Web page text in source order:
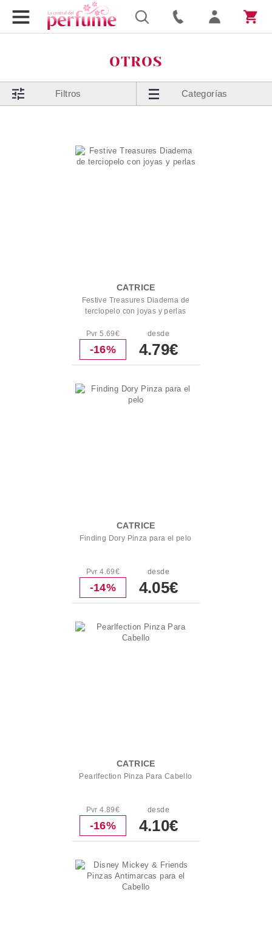
OTROS
Filtros Categorías
CATRICE
Festive Treasures Diadema de
terciopelo con joyas y perlas
Pvr 5.69€
-16%
desde
4.79€
CATRICE
Finding Dory Pinza para el pelo
Pvr 4.69€
-14%
desde
4.05€
CATRICE
Pearlfection Pinza Para Cabello
Pvr 4.89€
-16%
desde
4.10€